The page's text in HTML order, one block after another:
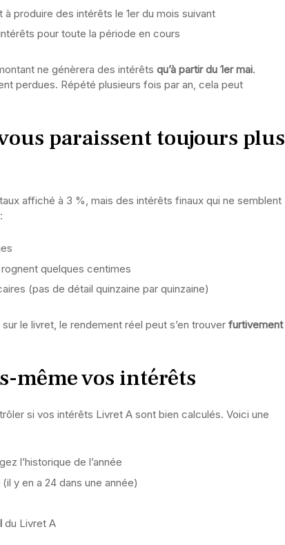
produire des intérêts le 1er du mois suivant
pour toute la période en cours
ne génèrera des intérêts qu’à partir du 1er mai.
perdues. Répété plusieurs fois par an, cela peut
paraissent toujours plus
affiché à 3 %, mais des intérêts finaux qui ne semblent
quelques centimes
(pas de détail quinzaine par quinzaine)
le livret, le rendement réel peut s’en trouver furtivement
même vos intérêts
si vos intérêts Livret A sont bien calculés. Voici une
l’historique de l’année
(il y en a 24 dans une année)
du Livret A